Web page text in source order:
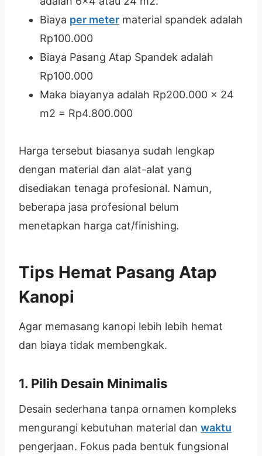
Biaya per meter material spandek adalah
Rp100.000
Biaya Pasang Atap Spandek adalah
Rp100.000
Maka biayanya adalah Rp200.000 x 24
m2 = Rp4.800.000
Harga tersebut biasanya sudah lengkap
dengan material dan alat-alat yang
disediakan tenaga profesional. Namun,
beberapa jasa profesional belum
menetapkan harga cat/finishing.
Tips Hemat Pasang Atap
Kanopi
Agar memasang kanopi lebih lebih hemat
dan biaya tidak membengkak.
1. Pilih Desain Minimalis
Desain sederhana tanpa ornamen kompleks
mengurangi kebutuhan material dan waktu
pengerjaan. Fokus pada bentuk fungsional